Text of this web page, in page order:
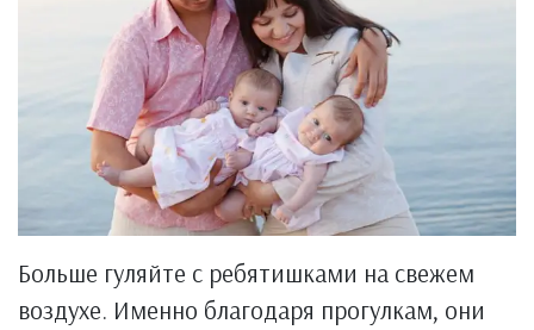
Больше гуляйте с ребятишками на свежем
воздухе. Именно благодаря прогулкам, они